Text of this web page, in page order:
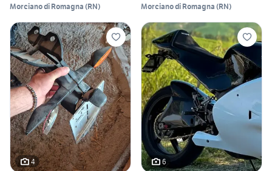
Morciano di Romagna (RN) Morciano di Romagna (RN)
4 6